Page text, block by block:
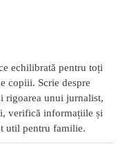
echilibrată pentru toți
copiii. Scrie despre
rigoarea unui jurnalist,
verifică informațiile și
util pentru familie.